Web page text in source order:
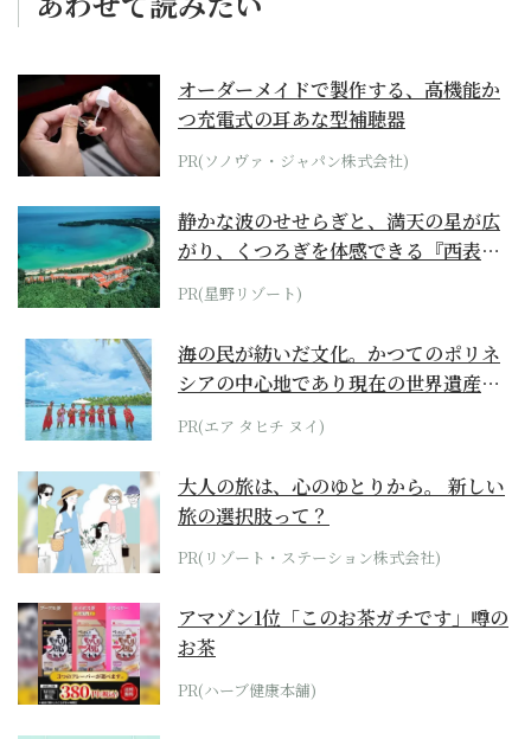
オーダーメイドで製作する、高機能か
つ充電式の耳あな型補聴器
PR(ソノヴァ・ジャパン株式会社)
静かな波のせせらぎと、満天の星が広
がり、くつろぎを体感できる『西表島
ホテル by...
PR(星野リゾート)
海の民が紡いだ文化。かつてのポリネ
シアの中心地であり現在の世界遺産か
らみえてくる...
PR(エア タヒチ ヌイ)
大人の旅は、心のゆとりから。 新しい
旅の選択肢って？
PR(リゾート・ステーション株式会社)
アマゾン1位「このお茶ガチです」噂の
お茶
PR(ハーブ健康本舗)